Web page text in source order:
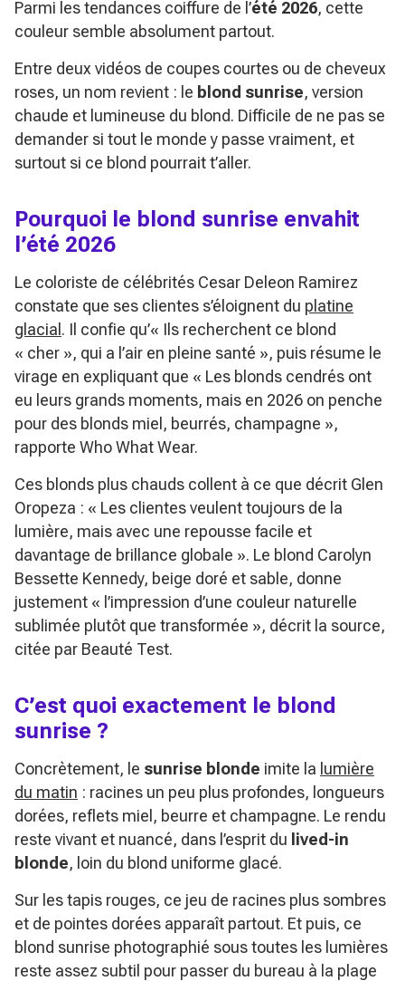
Parmi les tendances coiffure de l’été 2026, cette
couleur semble absolument partout.
Entre deux vidéos de coupes courtes ou de cheveux
roses, un nom revient : le blond sunrise, version
chaude et lumineuse du blond. Difficile de ne pas se
demander si tout le monde y passe vraiment, et
surtout si ce blond pourrait t’aller.
Pourquoi le blond sunrise envahit
l’été 2026
Le coloriste de célébrités Cesar Deleon Ramirez
constate que ses clientes s’éloignent du platine
glacial. Il confie qu’« Ils recherchent ce blond
« cher », qui a l’air en pleine santé », puis résume le
virage en expliquant que « Les blonds cendrés ont
eu leurs grands moments, mais en 2026 on penche
pour des blonds miel, beurrés, champagne »,
rapporte Who What Wear.
Ces blonds plus chauds collent à ce que décrit Glen
Oropeza : « Les clientes veulent toujours de la
lumière, mais avec une repousse facile et
davantage de brillance globale ». Le blond Carolyn
Bessette Kennedy, beige doré et sable, donne
justement « l’impression d’une couleur naturelle
sublimée plutôt que transformée », décrit la source,
citée par Beauté Test.
C’est quoi exactement le blond
sunrise ?
Concrètement, le sunrise blonde imite la lumière
du matin : racines un peu plus profondes, longueurs
dorées, reflets miel, beurre et champagne. Le rendu
reste vivant et nuancé, dans l’esprit du lived-in
blonde, loin du blond uniforme glacé.
Sur les tapis rouges, ce jeu de racines plus sombres
et de pointes dorées apparaît partout. Et puis, ce
blond sunrise photographié sous toutes les lumières
reste assez subtil pour passer du bureau à la plage